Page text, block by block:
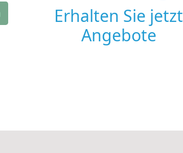
Erhalten Sie jetzt
Angebote